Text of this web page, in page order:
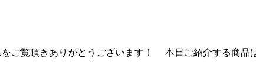
をご覧頂きありがとうございます！ 本日ご紹介する商